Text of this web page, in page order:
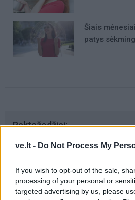
ve.lt - Do Not Process My
If you wish to opt-out of the sale,
processing of your personal or
targeted advertising by us, please
Šiais
patys
Raktažodžiai
Komentarai